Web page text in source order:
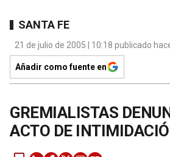
SANTA FE
21 de julio de 2005 | 10:18 publicado
Añadir como fuente en
GREMIALISTAS
ACTO DE